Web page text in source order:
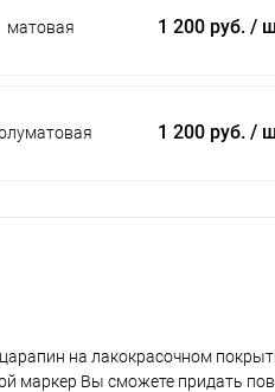
матовая 1 200 руб. /
1 200 руб. /
на лакокрасочном
маркер Вы сможете придать